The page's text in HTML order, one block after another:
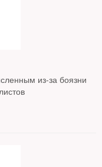
из-за боязни